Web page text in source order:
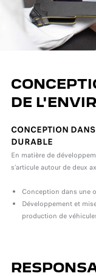
DE
CONCEPTION
DURABLE
En matière de
s’articule autour de deux
Conception dans une
Développement et
production de